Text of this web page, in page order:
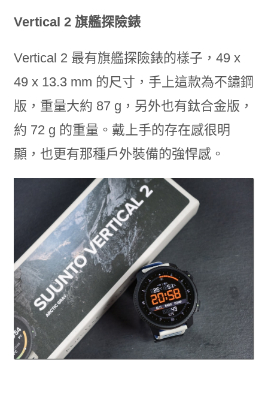
Vertical 2 旗艦探險錶
Vertical 2 最有旗艦探險錶的樣子，49 x
49 x 13.3 mm 的尺寸，手上這款為不鏽鋼
版，重量大約 87 g，另外也有鈦合金版，
約 72 g 的重量。戴上手的存在感很明
顯，也更有那種戶外裝備的強悍感。